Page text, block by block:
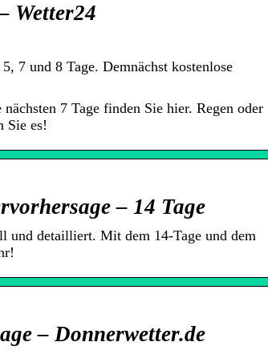
Wetter24
7 und 8 Tage. Demnächst kostenlose
7 Tage finden Sie hier. Regen oder
Sie es!
– 14 Tage
und detailliert. Mit dem 14-Tage und dem
– Donnerwetter.de